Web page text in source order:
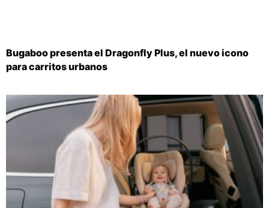
Bugaboo presenta el Dragonfly Plus, el nuevo icono
para carritos urbanos